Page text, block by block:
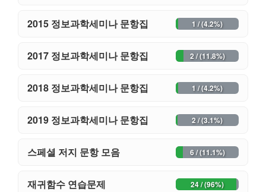
2015 정보과학세미나 문항집 1 / (4.2%)
2017 정보과학세미나 문항집 2 / (11.8%)
2018 정보과학세미나 문항집 1 / (4.2%)
2019 정보과학세미나 문항집 2 / (3.1%)
스페셜 저지 문항 모음 6 / (11.1%)
재귀함수 연습문제 24 / (96%)